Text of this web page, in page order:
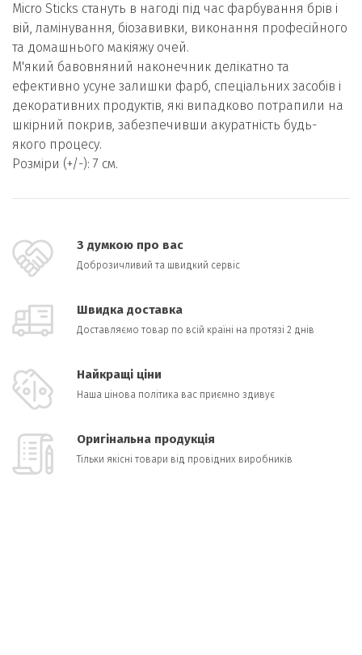
Micro Sticks стануть в нагоді під час фарбування брів і
вій, ламінування, біозавивки, виконання професійного
та домашнього макіяжу очей.
М'який бавовняний наконечник делікатно та
ефективно усуне залишки фарб, спеціальних засобів і
декоративних продуктів, які випадково потрапили на
шкірний покрив, забезпечивши акуратність будь-
якого процесу.
Розміри (+/-): 7 см.
З думкою про вас
Доброзичливий та швидкий сервіс
Швидка доставка
Доставляємо товар по всій країні на протязі 2 днів
Найкращі ціни
Наша цінова політика вас приємно здивує
Оригінальна продукція
Тільки якісні товари від провідних виробників